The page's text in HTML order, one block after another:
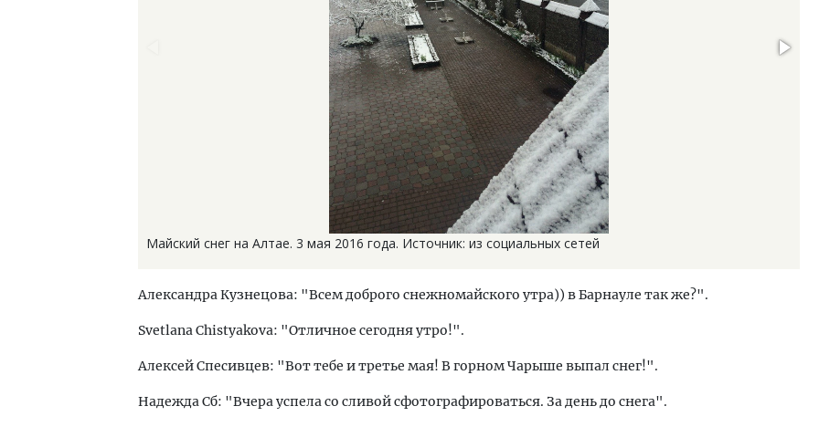
Майский снег на Алтае. 3 мая 2016 года. Источник: из социальных сетей
Александра Кузнецова: "Всем доброго снежномайского утра)) в Барнауле так же?".
Svetlana Chistyakova: "Отличное сегодня утро!".
Алексей Спесивцев: "Вот тебе и третье мая! В горном Чарыше выпал снег!".
Надежда Сб: "Вчера успела со сливой сфотографироваться. За день до снега".